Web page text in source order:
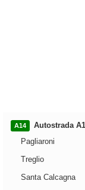
A14
Autostrada
Pagliaroni
Treglio
Santa Calcagna